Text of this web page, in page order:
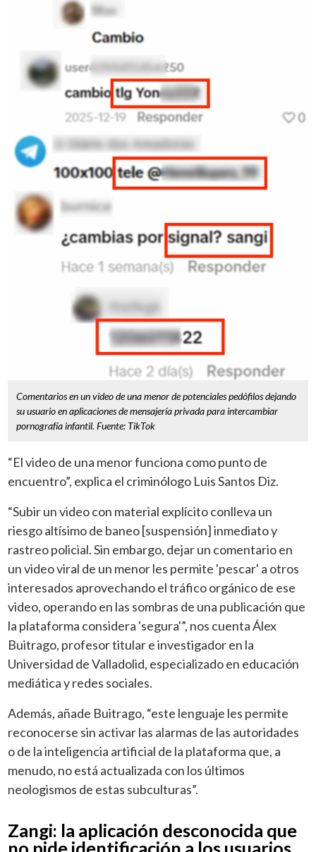
Comentarios en un video de una menor de potenciales pedófilos dejando
su usuario en aplicaciones de mensajería privada para intercambiar
pornografía infantil. Fuente: TikTok
“El video de una menor funciona como punto de
encuentro”, explica el criminólogo Luis Santos Diz.
“Subir un video con material explícito conlleva un
riesgo altísimo de baneo [suspensión] inmediato y
rastreo policial. Sin embargo, dejar un comentario en
un video viral de un menor les permite 'pescar' a otros
interesados aprovechando el tráfico orgánico de ese
video, operando en las sombras de una publicación que
la plataforma considera 'segura'”, nos cuenta Álex
Buitrago, profesor titular e investigador en la
Universidad de Valladolid, especializado en educación
mediática y redes sociales.
Además, añade Buitrago, “este lenguaje les permite
reconocerse sin activar las alarmas de las autoridades
o de la inteligencia artificial de la plataforma que, a
menudo, no está actualizada con los últimos
neologismos de estas subculturas”.
Zangi: la aplicación desconocida que